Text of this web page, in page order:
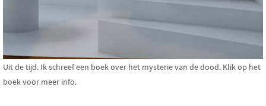
Uit de tijd. Ik schreef een boek over het mysterie van de dood. Klik op het
boek voor meer info.